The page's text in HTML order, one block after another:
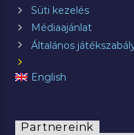
Süti kezelés
Médiaajánlat
Általános
English
Partnereink